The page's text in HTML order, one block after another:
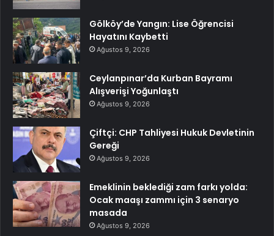
Gölköy’de Yangın: Lise Öğrencisi
Hayatını Kaybetti
Ağustos 9, 2026
Ceylanpınar’da Kurban Bayramı
Alışverişi Yoğunlaştı
Ağustos 9, 2026
Çiftçi: CHP Tahliyesi Hukuk Devletinin
Gereği
Ağustos 9, 2026
Emeklinin beklediği zam farkı yolda:
Ocak maaşı zammı için 3 senaryo
masada
Ağustos 9, 2026